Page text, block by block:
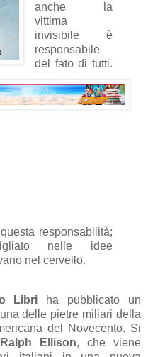
anche la
vittima
invisibile è
responsabile
del fato di tutti.
responsabilità;
nelle idee
nel cervello.
Libri ha pubblicato un
delle pietre miliari della
del Novecento. Si
Ralph Ellison, che viene